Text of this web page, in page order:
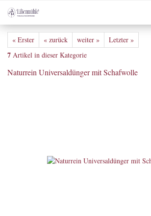
« Erster « zurück weiter » Letzter »
7 Artikel in dieser Kategorie
Naturrein Universaldünger mit Schafwolle